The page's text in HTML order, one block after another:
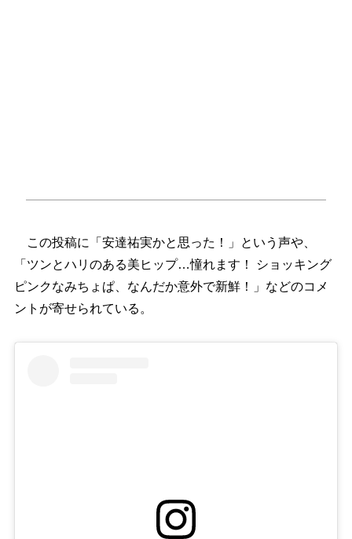
この投稿に「安達祐実かと思った！」という声や、
「ツンとハリのある美ヒップ…憧れます！ ショッキング
ピンクなみちょぱ、なんだか意外で新鮮！」などのコメ
ントが寄せられている。